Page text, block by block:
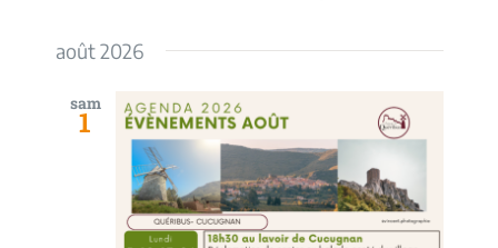
août 2026
sam
1